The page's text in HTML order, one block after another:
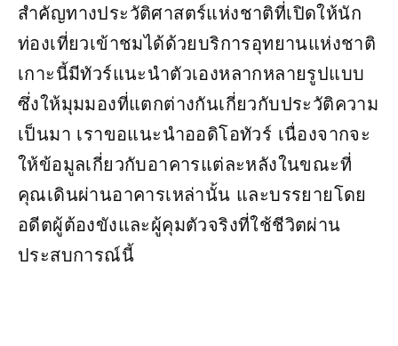
สำคัญทางประวัติศาสตร์แห่งชาติที่เปิดให้นัก
ท่องเที่ยวเข้าชมได้ด้วยบริการอุทยานแห่งชาติ
เกาะนี้มีทัวร์แนะนำตัวเองหลากหลายรูปแบบ
ซึ่งให้มุมมองที่แตกต่างกันเกี่ยวกับประวัติความ
เป็นมา เราขอแนะนำออดิโอทัวร์ เนื่องจากจะ
ให้ข้อมูลเกี่ยวกับอาคารแต่ละหลังในขณะที่
คุณเดินผ่านอาคารเหล่านั้น และบรรยายโดย
อดีตผู้ต้องขังและผู้คุมตัวจริงที่ใช้ชีวิตผ่าน
ประสบการณ์นี้